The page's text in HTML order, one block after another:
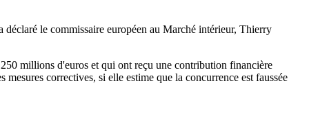
déclaré le commissaire européen au Marché intérieur, Thierry
millions d'euros et qui ont reçu une contribution financière
mesures correctives, si elle estime que la concurrence est faussée